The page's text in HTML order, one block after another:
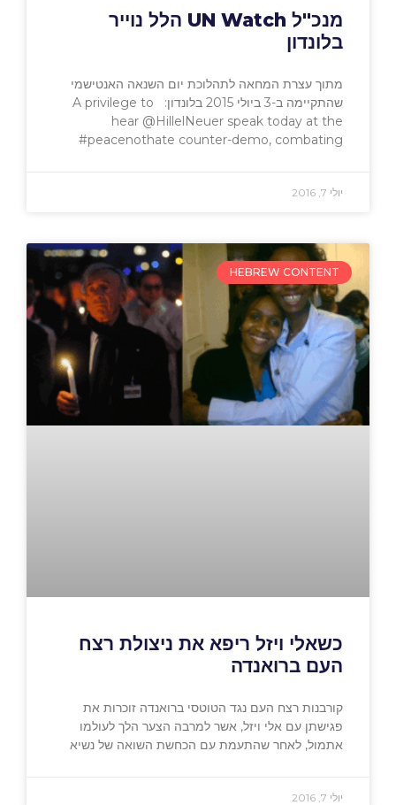
מנכ"ל UN Watch הלל נוייר
בלונדון
מתוך עצרת המחאה לתהלוכת יום השנאה האנטישמי
שהתקיימה ב-3 ביולי 2015 בלונדון: A privilege to
hear @HillelNeuer speak today at the
#peacenothate counter-demo, combating
יולי 7, 2016
HEBREW CONTENT
כשאלי ויזל ריפא את ניצולת רצח
העם ברואנדה
קורבנות רצח העם נגד הטוטסי ברואנדה זוכרות את
פגישתן עם אלי ויזל, אשר למרבה הצער הלך לעולמו
אתמול, לאחר שהתעמת עם הכחשת השואה של נשיא
יולי 7, 2016